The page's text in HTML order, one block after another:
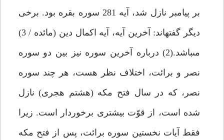
بر پيامبر نازل شد، آيه 281 سوره بقره بود. برخى
ديگر گفته‏اند: آخرين آيه، آيه اكمال دين (مائده / 3)
مى‏باشد.(2) درباره آخرين سوره نيز بين دو سوره
نصر و برائت، اختلاف نظر هست، هر چند سوره
نصر، كه در سال فتح مكه (هشتم هجرى) نازل
شده است، از قوّت بيشترى برخوردار است. زيرا
فقط آيات نخستين سوره برائت، پس از فتح مكه